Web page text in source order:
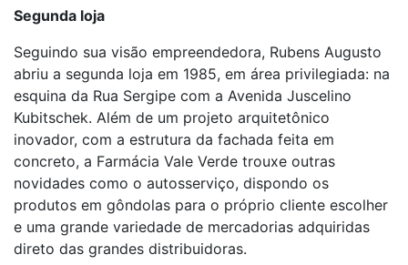
Segunda loja
Seguindo sua visão empreendedora, Rubens Augusto
abriu a segunda loja em 1985, em área privilegiada: na
esquina da Rua Sergipe com a Avenida Juscelino
Kubitschek. Além de um projeto arquitetônico
inovador, com a estrutura da fachada feita em
concreto, a Farmácia Vale Verde trouxe outras
novidades como o autosserviço, dispondo os
produtos em gôndolas para o próprio cliente escolher
e uma grande variedade de mercadorias adquiridas
direto das grandes distribuidoras.